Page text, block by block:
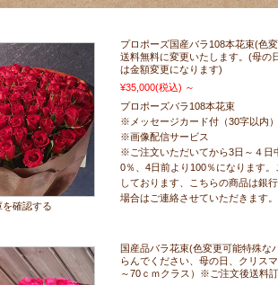
を確認する
プロポーズ国産バラ108本花束(色
送料無料に変更いたします。(母の
は金額変更になります)
¥35,000(税込) ～
プロポーズバラ108本花束
※メッセージカード付（30字以内）
※画像配信サービス
※ご注文いただいてから3日～４日
0％、4日前より100％になります
しております、こちらの商品は銀
場合はご連絡させていただきます。
国産品バラ花束(色変更可能特殊な
らんでください、母の日、クリス
～70ｃｍクラス）※ご注文後送料